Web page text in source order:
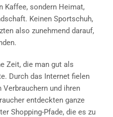
Kaffee, sondern Heimat,
Keinen Sportschuh,
also zunehmend darauf,
Zeit, die man gut als
Durch das Internet fielen
und ihren
entdeckten ganze
Shopping-Pfade, die es zu